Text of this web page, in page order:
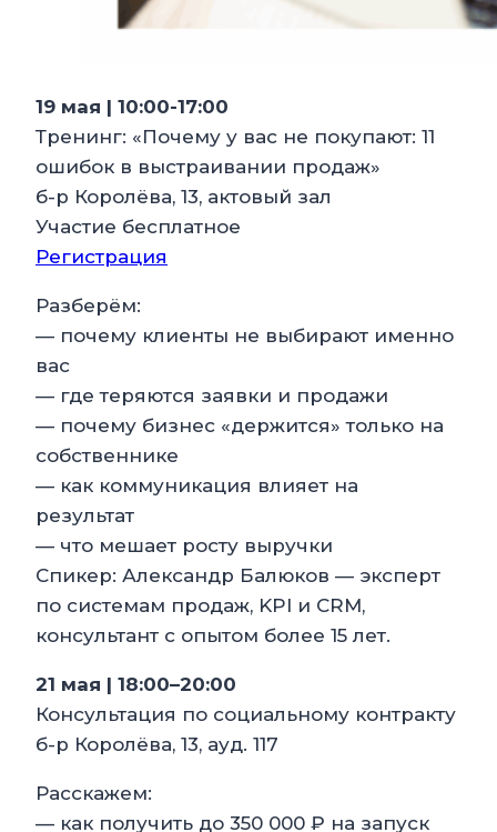
19 мая | 10:00-17:00
Тренинг: «Почему у вас не покупают: 11
ошибок в выстраивании продаж»
б-р Королёва, 13, актовый зал
Участие бесплатное
Регистрация
Разберём:
— почему клиенты не выбирают именно
вас
— где теряются заявки и продажи
— почему бизнес «держится» только на
собственнике
— как коммуникация влияет на
результат
— что мешает росту выручки
Спикер: Александр Балюков — эксперт
по системам продаж, KPI и CRM,
консультант с опытом более 15 лет.
21 мая | 18:00–20:00
Консультация по социальному контракту
б-р Королёва, 13, ауд. 117
Расскажем:
— как получить до 350 000 ₽ на запуск